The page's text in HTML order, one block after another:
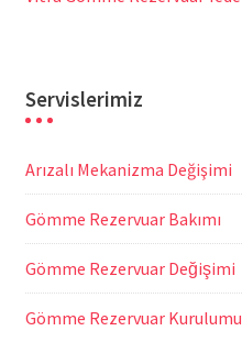
Servislerimiz
Arızalı Mekanizma Değişimi
Gömme Rezervuar Bakımı
Gömme Rezervuar Değişimi
Gömme Rezervuar Kurulumu